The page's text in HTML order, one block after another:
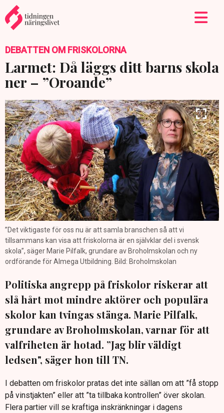
DEBATTEN OM FRISKOLORNA
Larmet: Då läggs ditt barns skola
ner – ”Oroande”
”Det viktigaste för oss nu är att samla branschen så att vi
tillsammans kan visa att friskolorna är en självklar del i svensk
skola”, säger Marie Pilfalk, grundare av Broholmskolan och ny
ordförande för Almega Utbildning. Bild: Broholmskolan
Politiska angrepp på friskolor riskerar att
slå hårt mot mindre aktörer och populära
skolor kan tvingas stänga. Marie Pilfalk,
grundare av Broholmskolan, varnar för att
valfriheten är hotad. ”Jag blir väldigt
ledsen", säger hon till TN.
I debatten om friskolor pratas det inte sällan om att ”få stopp
på vinstjakten” eller att ”ta tillbaka kontrollen” över skolan.
Flera partier vill se kraftiga inskränkningar i dagens